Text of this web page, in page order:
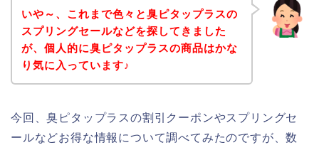
いや～、これまで色々と臭ピタップラスの
スプリングセールなどを探してきました
が、個人的に臭ピタップラスの商品はかな
り気に入っています♪
今回、臭ピタップラスの割引クーポンやスプリングセ
ールなどお得な情報について調べてみたのですが、数